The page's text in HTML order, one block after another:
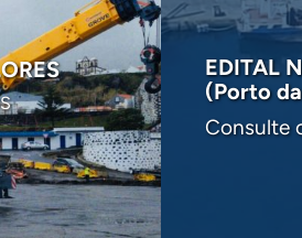
A PORTOS
FRENTE
EDITAL
(Porto
Consulte